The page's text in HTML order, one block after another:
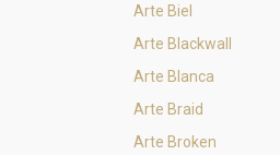
Arte Biel
Arte Blackwall
Arte Blanca
Arte Braid
Arte Broken